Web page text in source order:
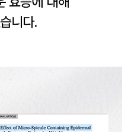
PAYCO 바로구매